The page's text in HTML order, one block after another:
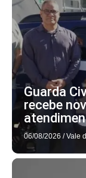
Guarda
recebe
06/08/2026 / Vale